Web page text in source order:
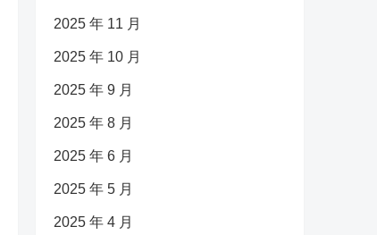
2025 年 11 月
2025 年 10 月
2025 年 9 月
2025 年 8 月
2025 年 6 月
2025 年 5 月
2025 年 4 月